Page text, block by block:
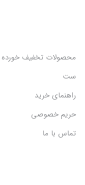
محصولات تخفیف خورده
ست
راهنمای خرید
حریم خصوصی
تماس با ما